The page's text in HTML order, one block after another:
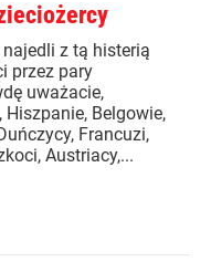
z tą histerią
przez pary
uważacie,
Hiszpanie, Belgowie,
Francuzi,
Austriacy,...